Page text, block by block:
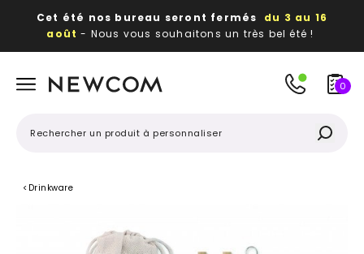
Cet été nos bureau seront fermés du 3 au 16
août - Nous vous souhaitons un très bel été !
publicitaires
0
< Drinkware